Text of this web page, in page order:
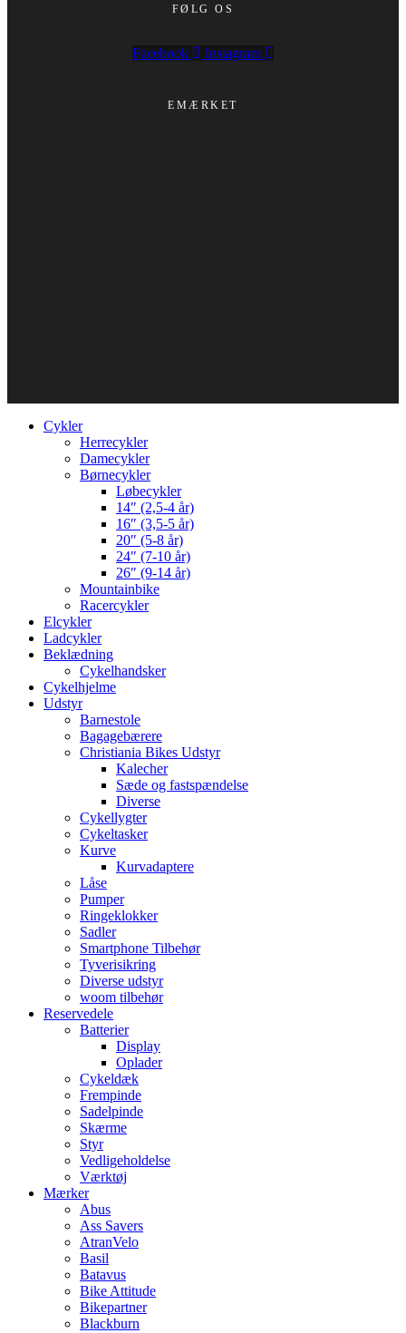
FØLG OS
Facebook Instagram
EMÆRKET
Cykler
Herrecykler
Damecykler
Børnecykler
Løbecykler
14″ (2,5-4 år)
16″ (3,5-5 år)
20″ (5-8 år)
24″ (7-10 år)
26″ (9-14 år)
Mountainbike
Racercykler
Elcykler
Ladcykler
Beklædning
Cykelhandsker
Cykelhjelme
Udstyr
Barnestole
Bagagebærere
Christiania Bikes Udstyr
Kalecher
Sæde og fastspændelse
Diverse
Cykellygter
Cykeltasker
Kurve
Kurvadaptere
Låse
Pumper
Ringeklokker
Sadler
Smartphone Tilbehør
Tyverisikring
Diverse udstyr
woom tilbehør
Reservedele
Batterier
Display
Oplader
Cykeldæk
Frempinde
Sadelpinde
Skærme
Styr
Vedligeholdelse
Værktøj
Mærker
Abus
Ass Savers
AtranVelo
Basil
Batavus
Bike Attitude
Bikepartner
Blackburn